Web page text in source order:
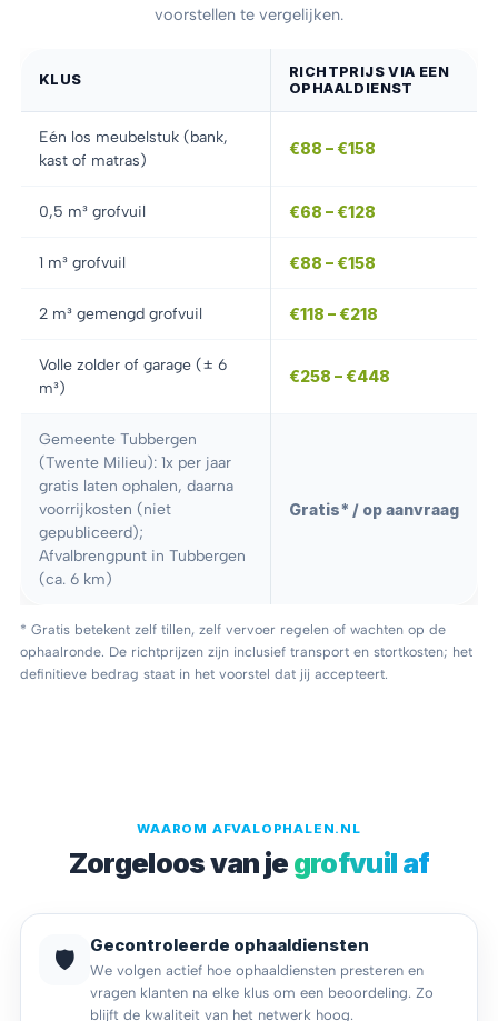
voorstellen te vergelijken.
KLUS
RICHTPRIJS VIA EEN
OPHAALDIENST
Eén los meubelstuk (bank,
kast of matras)
€88 – €158
0,5 m³ grofvuil €68 – €128
1 m³ grofvuil €88 – €158
2 m³ gemengd grofvuil €118 – €218
Volle zolder of garage (± 6
m³)
€258 – €448
Gemeente Tubbergen
(Twente Milieu): 1x per jaar
gratis laten ophalen, daarna
voorrijkosten (niet
gepubliceerd);
Afvalbrengpunt in Tubbergen
(ca. 6 km)
Gratis* / op aanvraag
* Gratis betekent zelf tillen, zelf vervoer regelen of wachten op de
ophaalronde. De richtprijzen zijn inclusief transport en stortkosten; het
definitieve bedrag staat in het voorstel dat jij accepteert.
WAAROM AFVALOPHALEN.NL
Zorgeloos van je grofvuil af
🛡️ Gecontroleerde ophaaldiensten
We volgen actief hoe ophaaldiensten presteren en
vragen klanten na elke klus om een beoordeling. Zo
blijft de kwaliteit van het netwerk hoog.